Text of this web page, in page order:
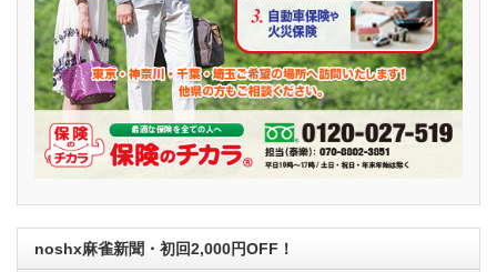
noshx麻雀新聞・初回2,000円OFF！